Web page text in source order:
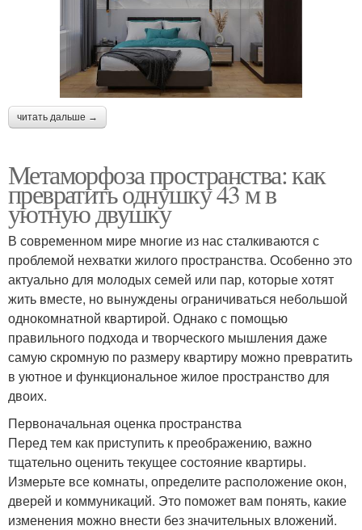
читать дальше →
Метаморфоза пространства: как
превратить однушку 43 м в
уютную двушку
В современном мире многие из нас сталкиваются с
проблемой нехватки жилого пространства. Особенно это
актуально для молодых семей или пар, которые хотят
жить вместе, но вынуждены ограничиваться небольшой
однокомнатной квартирой. Однако с помощью
правильного подхода и творческого мышления даже
самую скромную по размеру квартиру можно превратить
в уютное и функциональное жилое пространство для
двоих.
Первоначальная оценка пространства
Перед тем как приступить к преображению, важно
тщательно оценить текущее состояние квартиры.
Измерьте все комнаты, определите расположение окон,
дверей и коммуникаций. Это поможет вам понять, какие
изменения можно внести без значительных вложений.